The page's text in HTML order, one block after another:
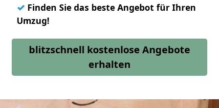
✓ Finden Sie das beste Angebot für Ihren
Umzug!
blitzschnell kostenlose Angebote
erhalten